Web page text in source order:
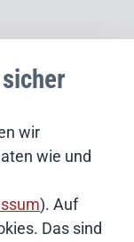
wir
wie und
). Auf
Das sind